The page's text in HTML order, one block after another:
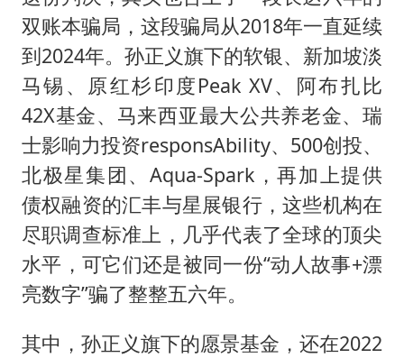
双账本骗局，这段骗局从2018年一直延续
到2024年。 孙正义旗下的软银、新加坡淡
马锡、原红杉印度Peak XV、阿布扎比
42X基金、马来西亚最大公共养老金、瑞
士影响力投资responsAbility、500创投、
北极星集团、Aqua-Spark，再加上提供
债权融资的汇丰与星展银行，这些机构在
尽职调查标准上，几乎代表了全球的顶尖
水平，可它们还是被同一份“动人故事+漂
亮数字”骗了整整五六年。
其中，孙正义旗下的愿景基金，还在2022